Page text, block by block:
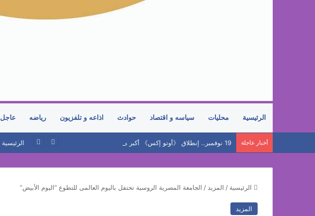
الرئيسية محليات سياسه و اقتصاد حوادث اذاعه و تلفزيون رياضه عاجل
أخبار عاجلة الرئيسية
الرئيسية / المزيد / الجامعة المصرية الروسية تحتفل باليوم العالمى للتطوع “اليوم الأبيض”
المزيد